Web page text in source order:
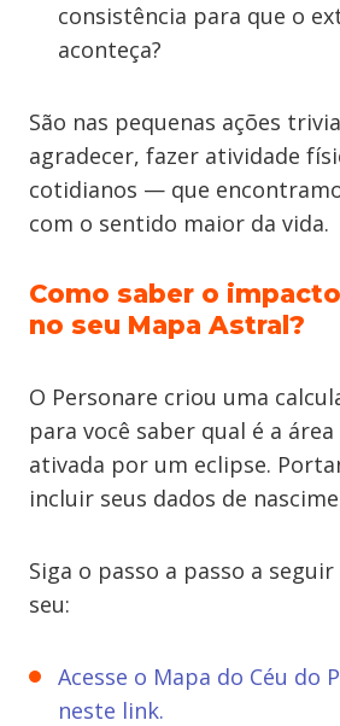
consistência para que o
aconteça?
São nas pequenas ações
agradecer, fazer atividade
cotidianos — que
com o sentido maior da vida.
Como saber o
no seu Mapa Astral?
O Personare criou uma
para você saber qual é a
ativada por um eclipse.
incluir seus dados de
Siga o passo a passo a
seu:
Acesse o Mapa do Céu do
neste link.